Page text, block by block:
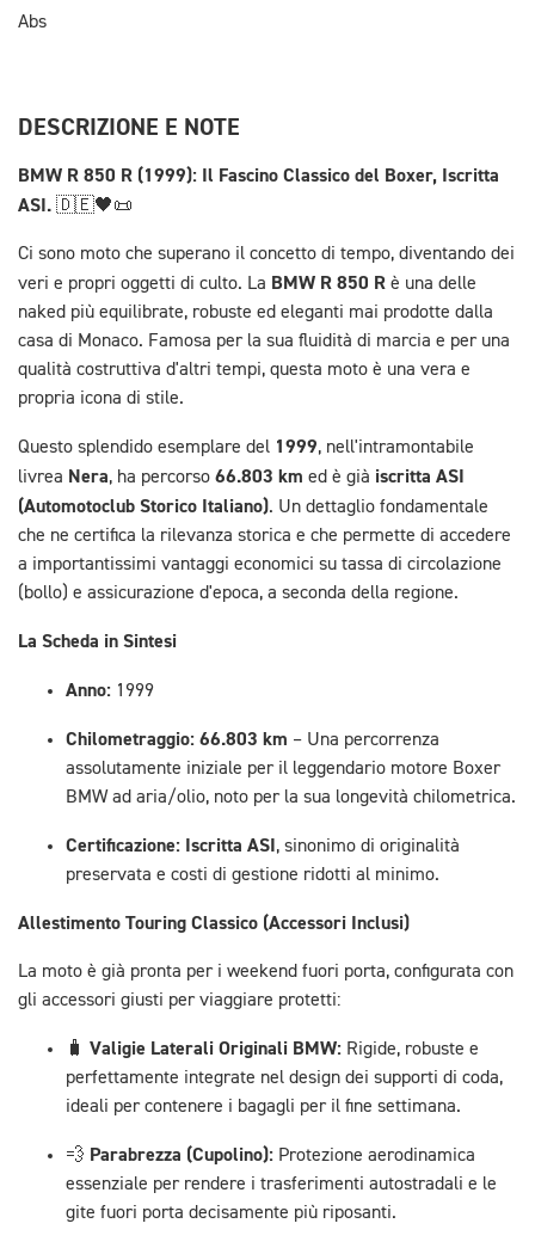
Abs
DESCRIZIONE E NOTE
BMW R 850 R (1999): Il Fascino Classico del Boxer, Iscritta
ASI. 🇩🇪🖤📜
Ci sono moto che superano il concetto di tempo, diventando dei
veri e propri oggetti di culto. La BMW R 850 R è una delle
naked più equilibrate, robuste ed eleganti mai prodotte dalla
casa di Monaco. Famosa per la sua fluidità di marcia e per una
qualità costruttiva d'altri tempi, questa moto è una vera e
propria icona di stile.
Questo splendido esemplare del 1999, nell'intramontabile
livrea Nera, ha percorso 66.803 km ed è già iscritta ASI
(Automotoclub Storico Italiano). Un dettaglio fondamentale
che ne certifica la rilevanza storica e che permette di accedere
a importantissimi vantaggi economici su tassa di circolazione
(bollo) e assicurazione d'epoca, a seconda della regione.
La Scheda in Sintesi
Anno: 1999
Chilometraggio: 66.803 km – Una percorrenza
assolutamente iniziale per il leggendario motore Boxer
BMW ad aria/olio, noto per la sua longevità chilometrica.
Certificazione: Iscritta ASI, sinonimo di originalità
preservata e costi di gestione ridotti al minimo.
Allestimento Touring Classico (Accessori Inclusi)
La moto è già pronta per i weekend fuori porta, configurata con
gli accessori giusti per viaggiare protetti:
🧳 Valigie Laterali Originali BMW: Rigide, robuste e
perfettamente integrate nel design dei supporti di coda,
ideali per contenere i bagagli per il fine settimana.
💨 Parabrezza (Cupolino): Protezione aerodinamica
essenziale per rendere i trasferimenti autostradali e le
gite fuori porta decisamente più riposanti.